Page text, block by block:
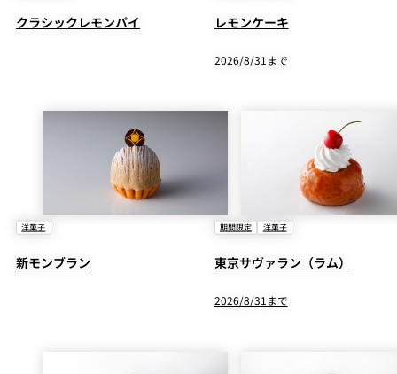
クラシックレモンパイ レモンケーキ
2026/8/31まで
洋菓子
新モンブラン
期間限定 洋菓子
東京サヴァラン（ラム）
2026/8/31まで